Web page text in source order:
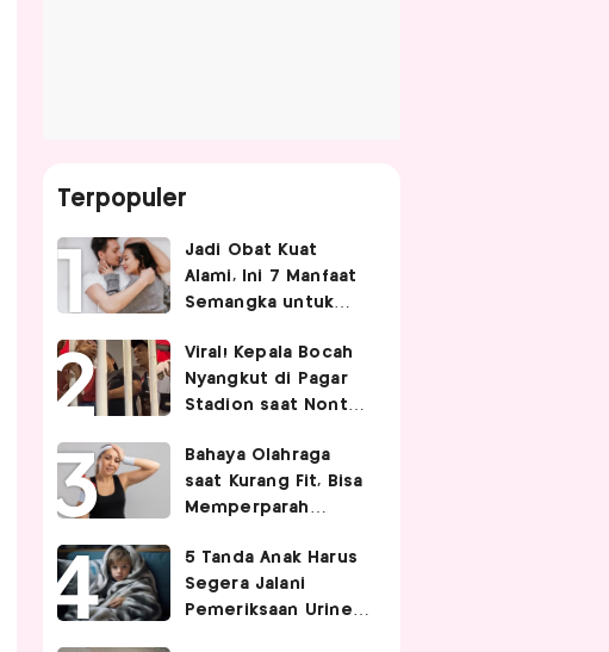
Terpopuler
Jadi Obat Kuat
Alami, Ini 7 Manfaat
Semangka untuk
Viral! Kepala Bocah
Nyangkut di Pagar
Stadion saat Nonton
Endingnya Kocak
Bahaya Olahraga
saat Kurang Fit, Bisa
Memperparah
5 Tanda Anak Harus
Segera Jalani
Pemeriksaan Urine,